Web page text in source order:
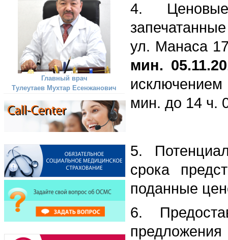
Главный врач
Тулеутаев Мухтар Есенжанович
4. Ценовые
ул. Манаса
мин.
мин. до 14 ч.
5.
срока
поданные
6.